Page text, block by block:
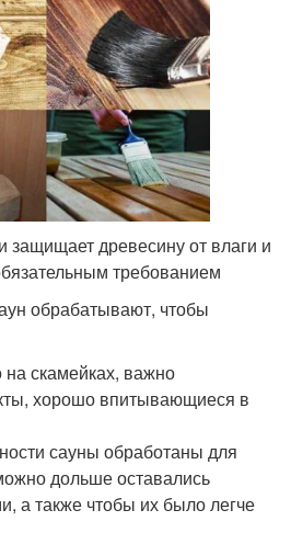
защищает древесину от влаги и
требованием
обрабатывают, чтобы
скамейках, важно
хорошо впитывающиеся в
сауны обработаны для
дольше оставались
а также чтобы их было легче